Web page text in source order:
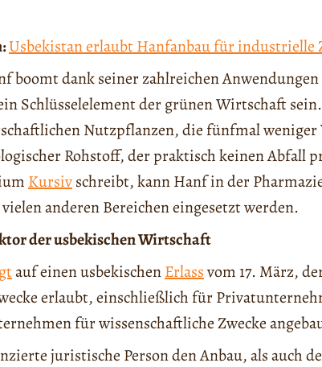
Usbekistan erlaubt Hanfanbau für industrielle
boomt dank seiner zahlreichen
Schlüsselelement der grünen Wirtschaft
Nutzpflanzen, die fünfmal weniger
Rohstoff, der praktisch keinen Abfall
Kursivschreibt, kann Hanf in der
anderen Bereichen eingesetzt werden.
der usbekischen Wirtschaft
auf einen usbekischenErlassvom 17. März,
erlaubt, einschließlich für
für wissenschaftliche Zwecke
juristische Person den Anbau, als auch